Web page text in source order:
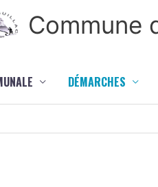
Commune
DÉMARCHES